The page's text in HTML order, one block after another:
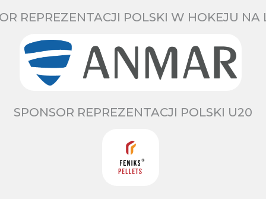
REPREZENTACJI POLSKI W HOKEJU NA
SPONSOR REPREZENTACJI POLSKI U20